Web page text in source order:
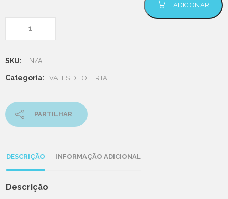
ADICIONAR
SKU: N/A
Categoria: VALES DE OFERTA
PARTILHAR
DESCRIÇÃO INFORMAÇÃO ADICIONAL
Descrição